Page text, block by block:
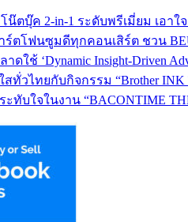
โน๊ตบุ๊ค 2-in-1 ระดับพรีเมี่ยม เอ
าร์ตโฟนซูมดีทุกคอนเสิร์ต ชวน
ดใช้ ‘Dynamic Insight-Driven
ทั่วไทยกับกิจกรรม “Brother
ะทับใจในงาน “BACONTIME